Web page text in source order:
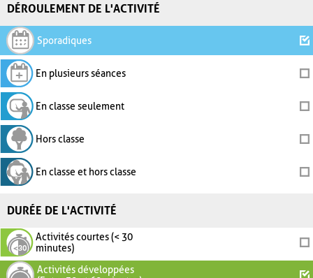
DÉROULEMENT DE L'ACTIVITÉ
Sporadiques
En plusieurs séances
En classe seulement
Hors classe
En classe et hors classe
DURÉE DE L'ACTIVITÉ
Activités courtes (< 30
minutes)
Activités développées